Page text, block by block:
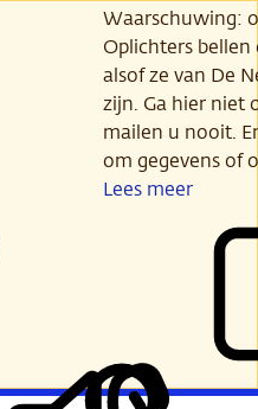
Waarschuwing:
Oplichters
alsof ze van De
zijn. Ga hier niet
mailen u nooit.
om gegevens of
Lees meer